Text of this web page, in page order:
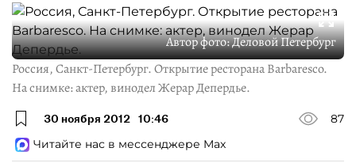
Автор фото:Деловой Петербург
Россия, Санкт-Петербург. Открытие ресторана Barbaresco.
На снимке: актер, винодел Жерар Депердье.
30 ноября 2012 10:46
87
Читайте нас в мессенджере Max